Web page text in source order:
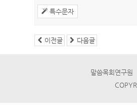
특수문자
이전글 다음글
말씀목회연